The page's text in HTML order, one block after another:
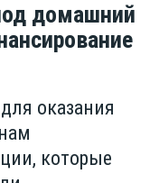
домашний
оказания
которые